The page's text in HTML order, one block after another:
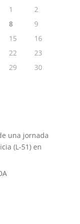
1
2
8
9
15
16
22
23
29
30
una jornada
(L-51) en